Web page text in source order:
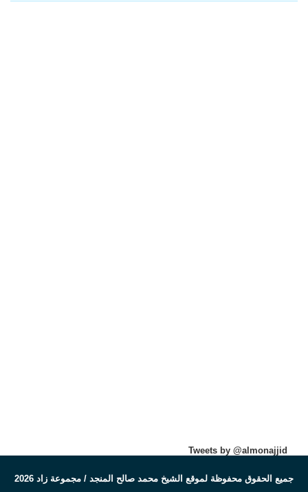
Tweets by @almonajjid
جميع الحقوق محفوظة لموقع الشيخ محمد صالح المنجد / مجموعة زاد 2026